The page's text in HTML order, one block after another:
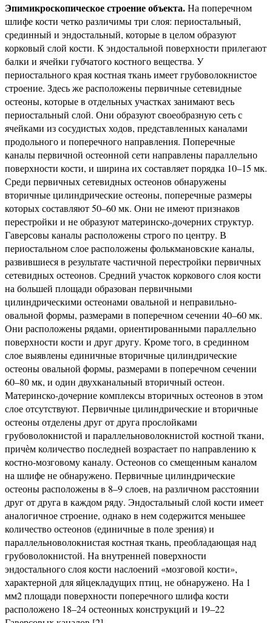
Эпимикроскопическое строение объекта.На поперечном
шлифе кости четко различимы три слоя: периостальный,
срединный и эндостальный, которые в целом образуют
корковый слой кости. К эндостальной поверхности прилегают
балки и ячейки губчатого костного вещества. У
периостального края костная ткань имеет грубоволокнистое
строение. Здесь же расположены первичные сетевидные
остеоны, которые в отдельных участках занимают весь
периостальный слой. Они образуют своеобразную сеть с
ячейками из сосудистых ходов, представленных каналами
продольного и поперечного направления. Поперечные
каналы первичной остеонной сети направлены параллельно
поверхности кости, и ширина их составляет порядка 10–15 мк.
Среди первичных сетевидных остеонов обнаружены
вторичные цилиндрические остеоны, поперечные размеры
которых составляют 50–60 мк. Они не имеют признаков
перестройки и не образуют материнско-дочерних структур.
Гаверсовы каналы расположены строго по центру. В
периостальном слое расположены фолькмановские каналы,
развившиеся в результате частичной перестройки первичных
сетевидных остеонов. Средний участок коркового слоя кости
на большей площади образован первичными
цилиндрическими остеонами овальной и неправильно-
овальной формы, размерами в поперечном сечении 40–60 мк.
Они расположены рядами, ориентированными параллельно
поверхности кости и друг другу. Кроме того, в срединном
слое выявлены единичные вторичные цилиндрические
остеоны овальной формы, размерами в поперечном сечении
60–80 мк, и один двухканальный вторичный остеон.
Материнско-дочерние комплексы вторичных остеонов в этом
слое отсутствуют. Первичные цилиндрические и вторичные
остеоны отделены друг от друга прослойками
грубоволокнистой и параллельноволокнистой костной ткани,
причѐм количество последней возрастает по направлению к
костно-мозговому каналу. Остеонов со смещенным каналом
на шлифе не обнаружено. Первичные цилиндрические
остеоны расположены в 8–9 слоев, на различном расстоянии
друг от друга в каждом ряду. Эндостальный слой кости имеет
аналогичное строение, однако в нем содержится меньшее
количество остеонов (единичные в поле зрения) и
параллельноволокнистая костная ткань, преобладающая над
грубоволокнистой. На внутренней поверхности
эндостального слоя кости наслоений «мозговой кости»,
характерной для яйцекладущих птиц, не обнаружено. На 1
мм2 площади поверхности поперечного шлифа кости
расположено 18–24 остеонных конструкций и 19–22